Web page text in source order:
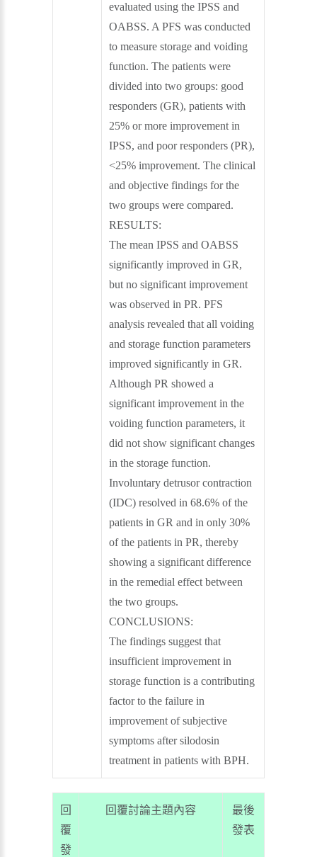
evaluated using the IPSS and
OABSS. A PFS was conducted
to measure storage and voiding
function. The patients were
divided into two groups: good
responders (GR), patients with
25% or more improvement in
IPSS, and poor responders (PR),
<25% improvement. The clinical
and objective findings for the
two groups were compared.
RESULTS:
The mean IPSS and OABSS
significantly improved in GR,
but no significant improvement
was observed in PR. PFS
analysis revealed that all voiding
and storage function parameters
improved significantly in GR.
Although PR showed a
significant improvement in the
voiding function parameters, it
did not show significant changes
in the storage function.
Involuntary detrusor contraction
(IDC) resolved in 68.6% of the
patients in GR and in only 30%
of the patients in PR, thereby
showing a significant difference
in the remedial effect between
the two groups.
CONCLUSIONS:
The findings suggest that
insufficient improvement in
storage function is a contributing
factor to the failure in
improvement of subjective
symptoms after silodosin
treatment in patients with BPH.
回
覆
發
回覆討論主題內容
最後
發表